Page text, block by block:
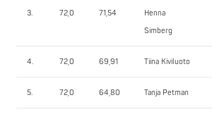
3. 72,0 71,54
Henna
Simberg
4. 72,0 69,91 Tiina Kiviluoto
5. 72,0 64,80 Tanja Petman